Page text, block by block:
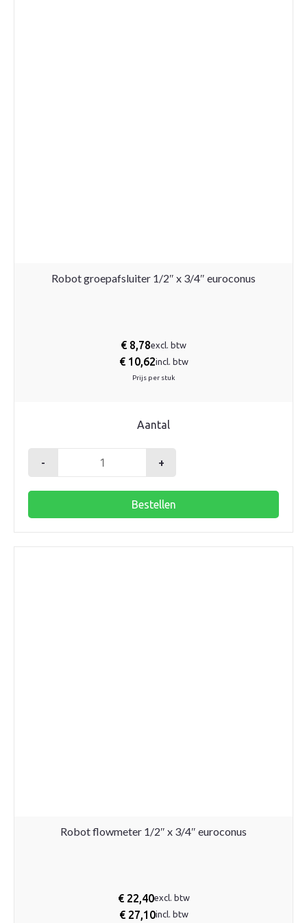
Robot groepafsluiter 1/2″ x 3/4″ euroconus
€ 8,78excl. btw
€10,62incl. btw
Prijs per stuk
Aantal
-
groepafsluiter
+
Bestellen
Robot flowmeter 1/2″ x 3/4″ euroconus
€22,40excl. btw
€27,10incl. btw